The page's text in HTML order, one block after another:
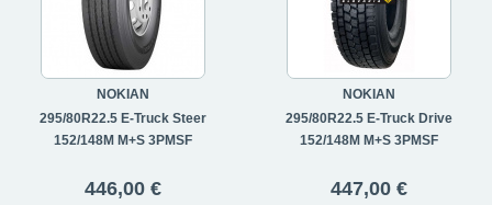
NOKIAN
295/80R22.5 E-Truck Steer
152/148M M+S 3PMSF
446,00 €
NOKIAN
295/80R22.5 E-Truck Drive
152/148M M+S 3PMSF
447,00 €